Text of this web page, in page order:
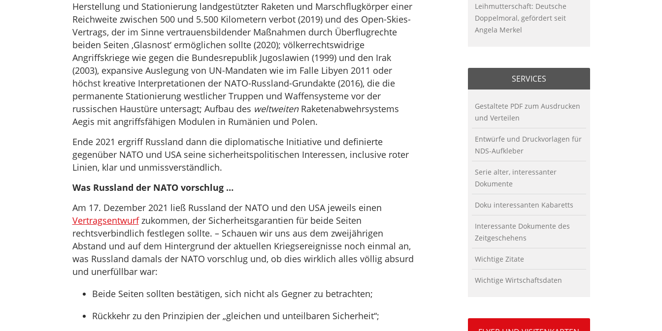
Herstellung und Stationierung landgestützter Raketen und Marschflugkörper einer
Reichweite zwischen 500 und 5.500 Kilometern verbot (2019) und des Open-Skies-
Vertrags, der im Sinne vertrauensbildender Maßnahmen durch Überflugrechte
beiden Seiten ‚Glasnost‘ ermöglichen sollte (2020); völkerrechtswidrige
Angriffskriege wie gegen die Bundesrepublik Jugoslawien (1999) und den Irak
(2003), expansive Auslegung von UN-Mandaten wie im Falle Libyen 2011 oder
höchst kreative Interpretationen der NATO-Russland-Grundakte (2016), die die
permanente Stationierung westlicher Truppen und Waffensysteme vor der
russischen Haustüre untersagt; Aufbau des weltweitenRaketenabwehrsystems
Aegis mit angriffsfähigen Modulen in Rumänien und Polen.
Ende 2021 ergriff Russland dann die diplomatische Initiative und definierte
gegenüber NATO und USA seine sicherheitspolitischen Interessen, inclusive roter
Linien, klar und unmissverständlich.
Was Russland der NATO vorschlug …
Am 17. Dezember 2021 ließ Russland der NATO und den USA jeweils einen
Vertragsentwurfzukommen, der Sicherheitsgarantien für beide Seiten
rechtsverbindlich festlegen sollte. – Schauen wir uns aus dem zweijährigen
Abstand und auf dem Hintergrund der aktuellen Kriegsereignisse noch einmal an,
was Russland damals der NATO vorschlug und, ob dies wirklich alles völlig absurd
und unerfüllbar war:
Beide Seiten sollten bestätigen, sich nicht als Gegner zu betrachten;
Rückkehr zu den Prinzipien der „gleichen und unteilbaren Sicherheit“;
Leihmutterschaft: Deutsche
Doppelmoral, gefördert seit
Angela Merkel
SERVICES
Gestaltete PDF zum Ausdrucken
und Verteilen
Entwürfe und Druckvorlagen für
NDS-Aufkleber
Serie alter, interessanter
Dokumente
Doku interessanten Kabaretts
Interessante Dokumente des
Zeitgeschehens
Wichtige Zitate
Wichtige Wirtschaftsdaten